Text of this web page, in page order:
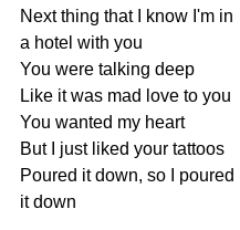
Next thing that know I'm in
a hotel with you
You were talking deep
Like it was mad love to you
You wanted my heart
But
just liked your tattoos
Poured it down, so
poured
it down